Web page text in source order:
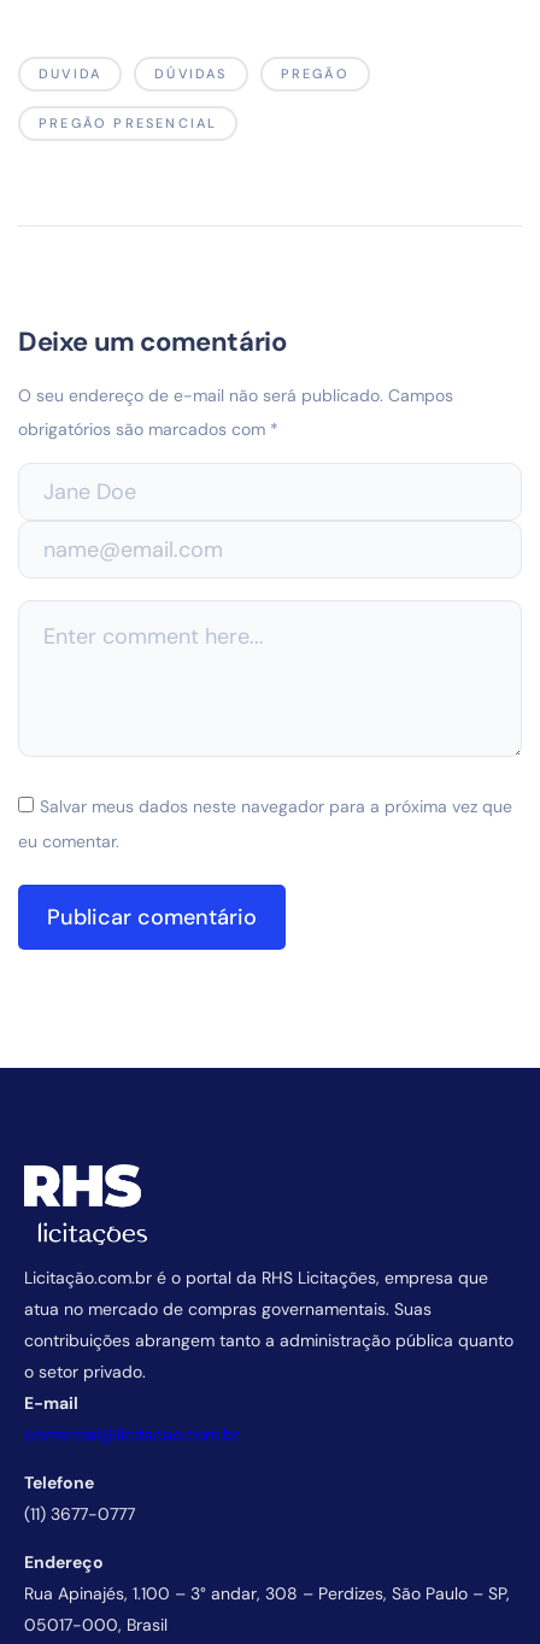
DUVIDA DÚVIDAS PREGÃO
PREGÃO PRESENCIAL
Deixe um comentário
O seu endereço de e-mail não será publicado. Campos
obrigatórios são marcados com *
Salvar meus dados neste navegador para a próxima vez que
eu comentar.
Licitação.com.br é o portal da RHS Licitações, empresa que
atua no mercado de compras governamentais. Suas
contribuições abrangem tanto a administração pública quanto
o setor privado.
E-mail
comercial@licitacao.com.br
Telefone
(11) 3677-0777
Endereço
Rua Apinajés, 1.100 – 3° andar, 308 – Perdizes, São Paulo – SP,
05017-000, Brasil